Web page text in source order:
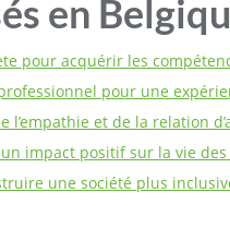
en
pour acquérir les
pour une
l’empathie et de la relation
un impact positif sur la vie
une société plus